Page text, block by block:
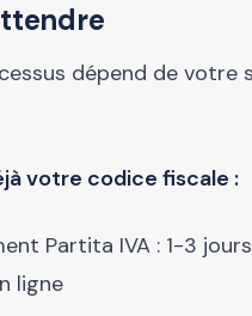
dépend de votre
votre codice fiscale :
Partita IVA : 1-3 jours
ligne